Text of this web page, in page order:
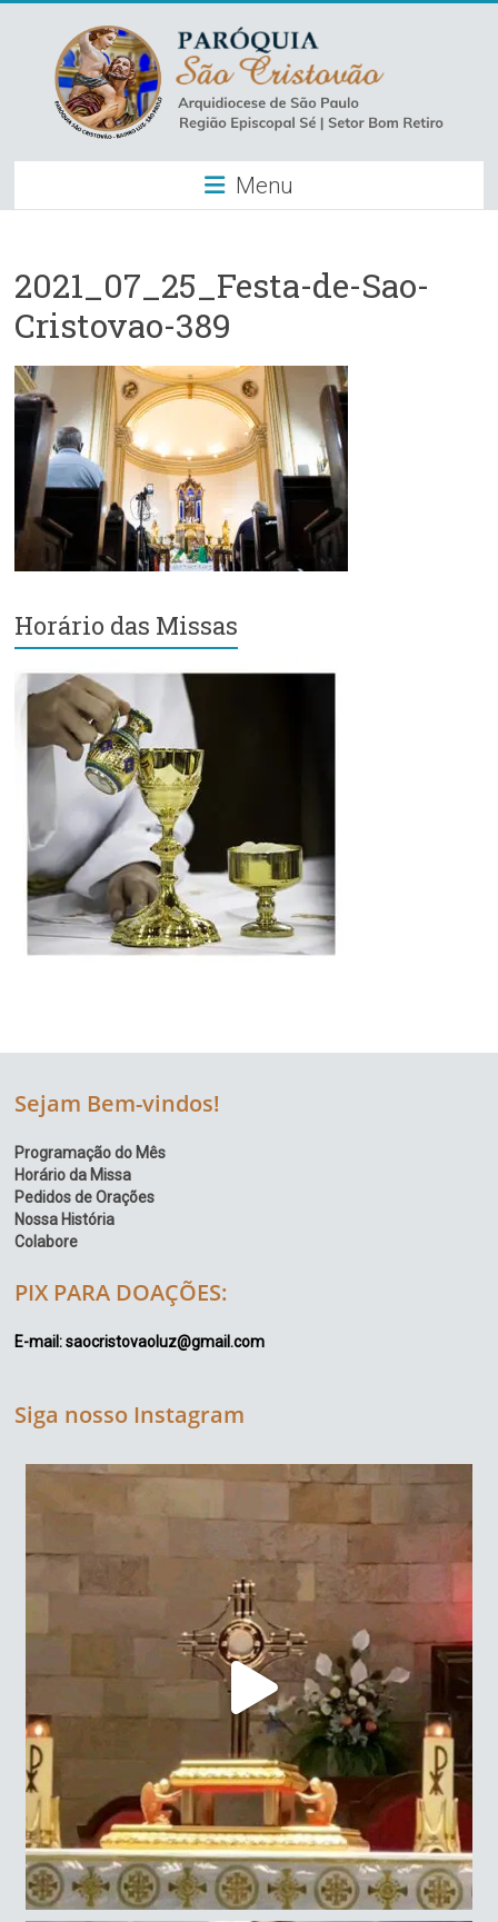
content
Paróquia
São
–
Luz
Arquidiocese
de
São
Paulo
Região
Episcopal
Setor
Bom
Menu
2021_07_25_Festa-de-Sao-
Cristovao-389
Horário das Missas
Sejam Bem-vindos!
Programação do Mês
Horário da Missa
Pedidos de Orações
Nossa História
Colabore
PIX PARA DOAÇÕES:
E-mail: saocristovaoluz@gmail.com
Siga nosso Instagram